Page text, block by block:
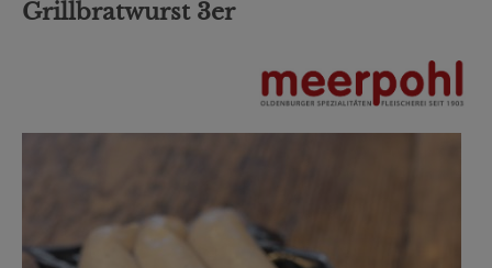
Grillbratwurst 3er